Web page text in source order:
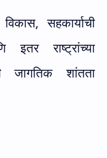
सहकार्याची
राष्ट्रांच्या
जागतिक शांतता